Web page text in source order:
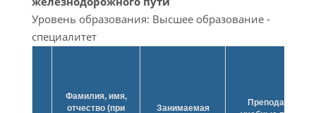
Уровень образования: Высшее образование -
специалитет
Фамилия, имя,
отчество (при
Занимаемая